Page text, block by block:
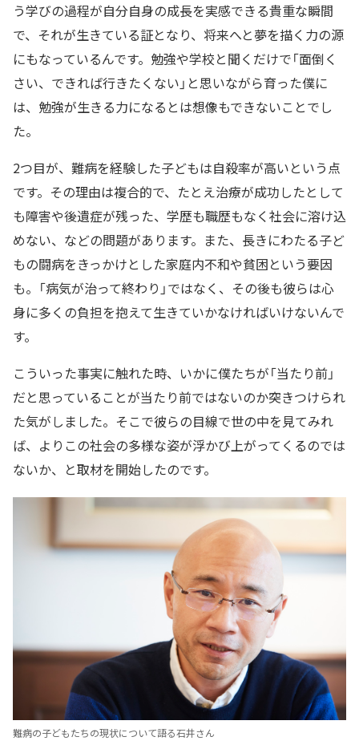
う学びの過程が自分自身の成長を実感できる貴重な瞬間
で、それが生きている証となり、将来へと夢を描く力の源
にもなっているんです。勉強や学校と聞くだけで「面倒く
さい、できれば行きたくない」と思いながら育った僕に
は、勉強が生きる力になるとは想像もできないことでし
た。
2つ目が、難病を経験した子どもは自殺率が高いという点
です。その理由は複合的で、たとえ治療が成功したとして
も障害や後遺症が残った、学歴も職歴もなく社会に溶け込
めない、などの問題があります。また、長きにわたる子ど
もの闘病をきっかけとした家庭内不和や貧困という要因
も。「病気が治って終わり」ではなく、その後も彼らは心
身に多くの負担を抱えて生きていかなければいけないんで
す。
こういった事実に触れた時、いかに僕たちが「当たり前」
だと思っていることが当たり前ではないのか突きつけられ
た気がしました。そこで彼らの目線で世の中を見てみれ
ば、よりこの社会の多様な姿が浮かび上がってくるのでは
ないか、と取材を開始したのです。
難病の子どもたちの現状について語る石井さん